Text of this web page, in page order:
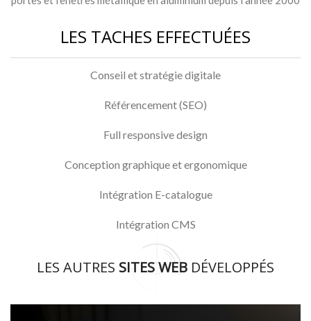
LES TACHES EFFECTUÉES
Conseil et stratégie digitale
Référencement (SEO)
Full responsive design
Conception graphique et ergonomique
Intégration E-catalogue
Intégration CMS
LES AUTRES SITES WEB DÉVELOPPÉS